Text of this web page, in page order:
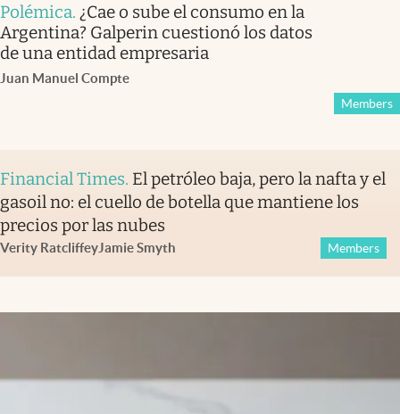
Polémica. ¿Cae o sube el consumo en la
Argentina? Galperin cuestionó los datos
de una entidad empresaria
Juan Manuel Compte
Members
Financial Times. El petróleo baja, pero la nafta y el
gasoil no: el cuello de botella que mantiene los
precios por las nubes
Verity RatcliffeyJamie Smyth Members